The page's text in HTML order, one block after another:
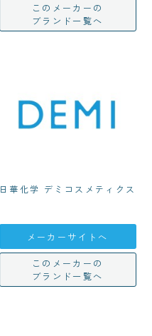
このメーカーの
ブランド一覧へ
日華化学 デミコスメティクス
メーカーサイトへ
このメーカーの
ブランド一覧へ